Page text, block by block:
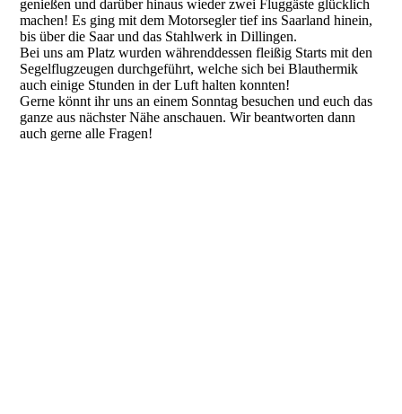
genießen und darüber hinaus wieder zwei Fluggäste glücklich
machen! Es ging mit dem Motorsegler tief ins Saarland hinein,
bis über die Saar und das Stahlwerk in Dillingen.
Bei uns am Platz wurden währenddessen fleißig Starts mit den
Segelflugzeugen durchgeführt, welche sich bei Blauthermik
auch einige Stunden in der Luft halten konnten!
Gerne könnt ihr uns an einem Sonntag besuchen und euch das
ganze aus nächster Nähe anschauen. Wir beantworten dann
auch gerne alle Fragen!